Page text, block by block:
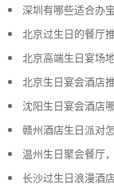
深圳有哪些适合办
北京过生日的餐厅
北京高端生日宴场
北京生日宴会酒店
沈阳生日宴会酒店
赣州酒店生日派对
温州生日聚会餐厅
长沙过生日浪漫酒